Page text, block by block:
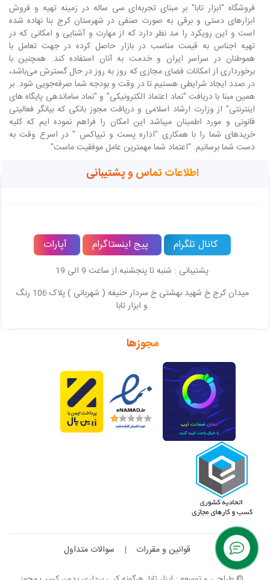
فروشگاه "ابزار تابا"بر مبنای تجربه‌ای سی ساله در زمینه تهیه و فروش
ابزارهای دستی و برقی به صورت صنفی در شهرستان کرج بنا نهاده شده
است و این رویکرد را مد نظر دارد که از مهارت و آشنایی و امکانی که در
تهیه اجناس به قیمت مناسب در بازار حاصل کرده در جهت تعامل با
هموطنان در سراسر ایران و خدمت به آنان استفاده کند. همچنین با
برخورداری از امکانات فضای مجازی که روز به روز در حال گسترش می‌باشد،
در صدد ایجاد شرایطی هستیم تا در وقت و بودجه شما صرفه‌جویی شود. بر
همین مبنا با دریافت "نماد اعتماد الکترونیکی" و "نماد ساماندهی پایگاه های
اینترنتی" از وزارت ارشاد اسلامی و دریافت مجوز بانکی که بیانگر فعالیتی
قانونی و مورد اطمینان میباشد این امکان را فراهم نموده ایم که کلیه
خریدهای شما را با همکاری "اداره پست و تیپاکس " در اسرع وقت به
دست شما برسانیم. "اعتماد شما مهمترین عامل موفقیت ماست"
اطلاعات تماس و پشتیبانی
کانال تلگرام پیج اینستاگرام آپارات
پشتیبانی : شنبه تا پنجشنبه از ساعت 9 الی 19
میدان کرج خ شهید بهشتی خ سردار حنیفه ( شهربانی ) پلاک 106 رنگ
و ابزار تابا
مجوزها
قوانین و مقررات | سوالات متداول